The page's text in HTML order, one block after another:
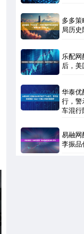
多多
局历史
乐配
后，
华泰优
行，警
车混行
易融网
李振品